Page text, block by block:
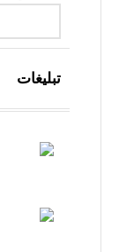
تبلیغات